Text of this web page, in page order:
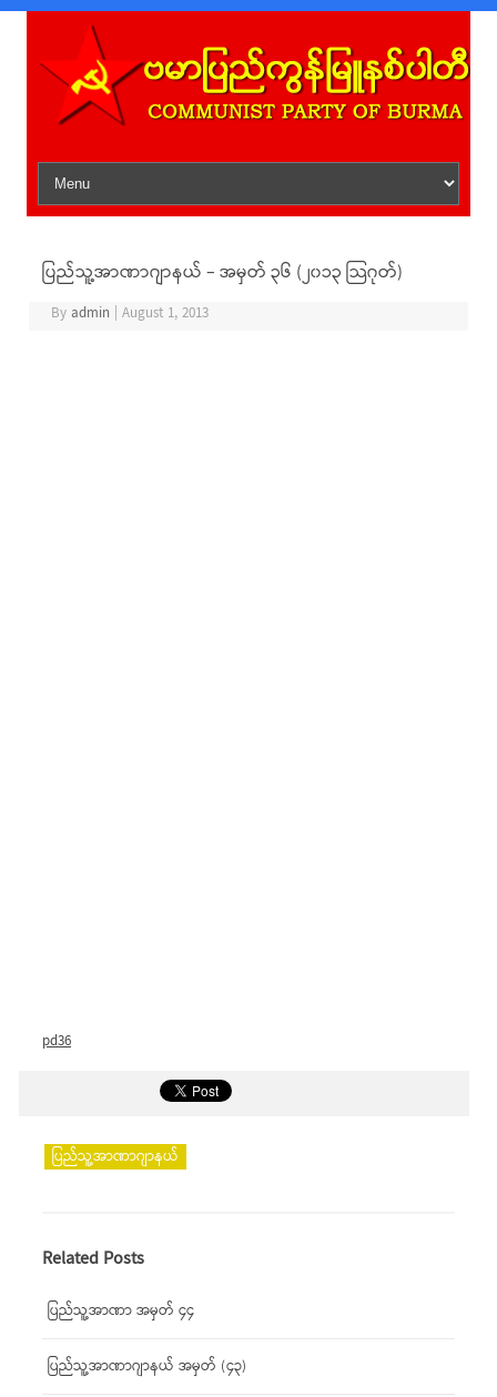
Skip to content
ပြည်သူ့အာဏာဂျာနယ် – အမှတ် ၃၆ (၂၀၁၃ သြဂုတ်)
Byadmin August 1, 2013
pd36
ပြည်သူ့အာဏာဂျာနယ်
Related Posts
ပြည်သူ့အာဏာ အမှတ် ၄၄
ပြည်သူ့အာဏာဂျာနယ် အမှတ် (၄၃)